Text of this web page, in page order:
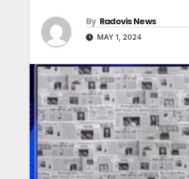
By Radovis News
MAY 1, 2024